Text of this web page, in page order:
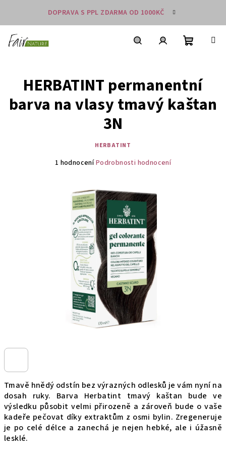
obsah
DOPRAVA S PPL ZDARMA OD 1000KČ
Nákupní
Tmavě hnědý odstín bez výrazných odlesků je vám nyní na
dosah ruky. Barva Herbatint tmavý kaštan bude ve
výsledku působit velmi přirozeně a zároveň bude o vaše
kadeře pečovat díky extraktům z osmi bylin. Zregeneruje
je po celé délce a zanechá je nejen hebké, ale i úžasně
lesklé.
HERBATINT permanentní
barva na vlasy tmavý kaštan
3N
HERBATINT
Průměrné
hvězdiček.
1 hodnoceníPodrobnosti hodnocení